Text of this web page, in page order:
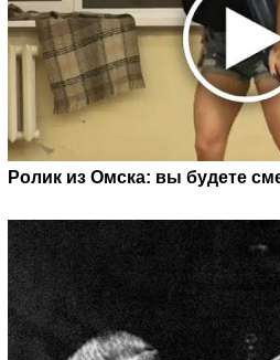
Ролик из Омска: вы будете